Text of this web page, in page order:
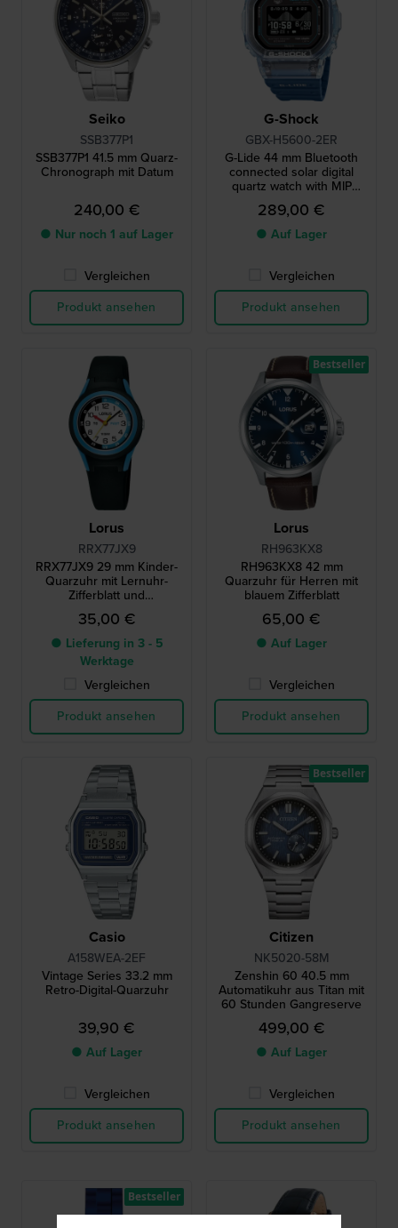
Seiko
SSB377P1
SSB377P1 41.5 mm Quarz-
Chronograph mit Datum
240,00 €
● Nur noch 1 auf Lager
Vergleichen
Produkt ansehen
G-Shock
GBX-H5600-2ER
G-Lide 44 mm Bluetooth
connected solar digital
quartz watch with MIP
display
289,00 €
● Auf Lager
Vergleichen
Produkt ansehen
Lorus
RRX77JX9
RRX77JX9 29 mm Kinder-
Quarzuhr mit Lernuhr-
Zifferblatt und
Silikonarmband
35,00 €
● Lieferung in 3 - 5
Werktage
Vergleichen
Produkt ansehen
Lorus
RH963KX8
RH963KX8 42 mm
Quarzuhr für Herren mit
blauem Zifferblatt
65,00 €
● Auf Lager
Vergleichen
Produkt ansehen
Bestseller
Casio
A158WEA-2EF
Vintage Series 33.2 mm
Retro-Digital-Quarzuhr
39,90 €
● Auf Lager
Vergleichen
Produkt ansehen
Citizen
NK5020-58M
Zenshin 60 40.5 mm
Automatikuhr aus Titan mit
60 Stunden Gangreserve
499,00 €
● Auf Lager
Vergleichen
Produkt ansehen
Bestseller
Bestseller